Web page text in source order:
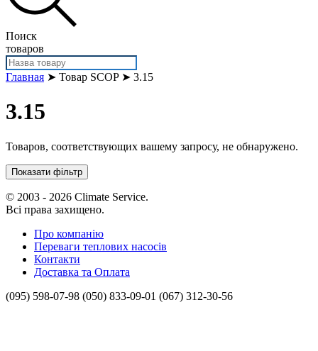
Поиск
товаров
Главная ➤ Товар SCOP ➤ 3.15
3.15
Товаров, соответствующих вашему запросу, не обнаружено.
Показати фільтр
© 2003 - 2026 Climate Service.
Всі права захищено.
Про компанію
Переваги теплових насосів
Контакти
Доставка та Оплата
(095) 598-07-98 (050) 833-09-01 (067) 312-30-56